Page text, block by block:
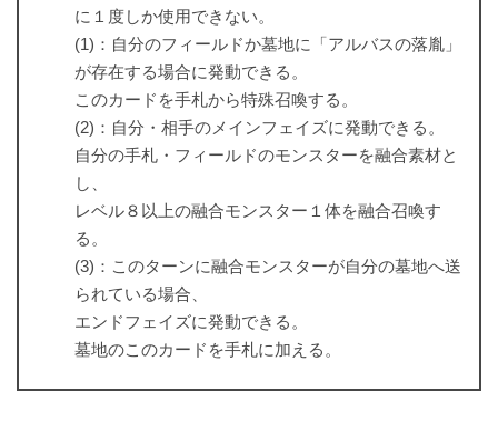
に１度しか使用できない。
(1)：自分のフィールドか墓地に「アルバスの落胤」
が存在する場合に発動できる。
このカードを手札から特殊召喚する。
(2)：自分・相手のメインフェイズに発動できる。
自分の手札・フィールドのモンスターを融合素材と
し、
レベル８以上の融合モンスター１体を融合召喚す
る。
(3)：このターンに融合モンスターが自分の墓地へ送
られている場合、
エンドフェイズに発動できる。
墓地のこのカードを手札に加える。